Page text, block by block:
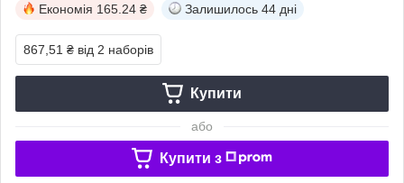
Економія 165.24 ₴ Залишилось 44 дні
867,51 ₴ від 2 наборів
Купити
або
Купити з